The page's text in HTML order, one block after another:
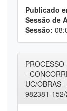
Publicado
Sessão de
Sessão:
-
UC/OBRAS
982381-